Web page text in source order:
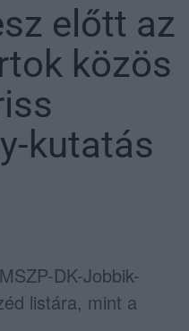
előtt az
közös
kutatás
DK-Jobbik-
listára, mint a